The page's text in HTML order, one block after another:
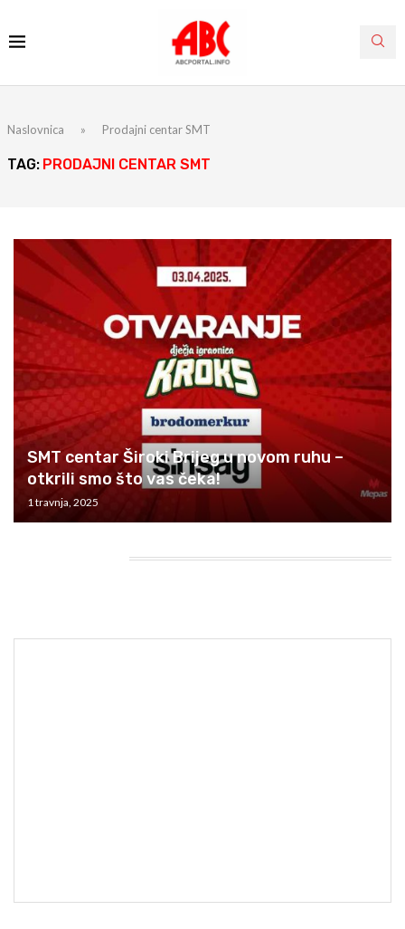
Naslovnica » Prodajni centar SMT
TAG: PRODAJNI CENTAR SMT
SMT centar Široki Brijeg u novom ruhu –
otkrili smo što vas čeka!
1 travnja, 2025